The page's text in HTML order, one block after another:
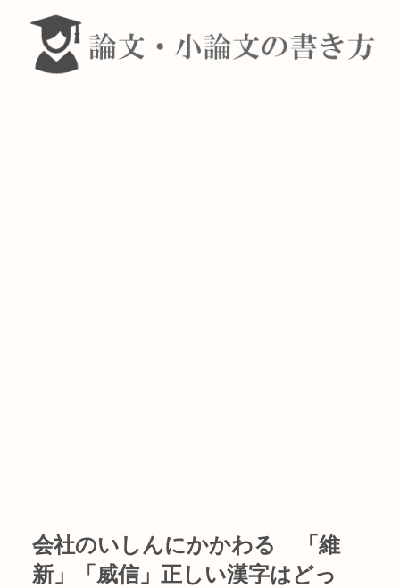
会社のいしんにかかわる 「維
新」「威信」正しい漢字はどっ